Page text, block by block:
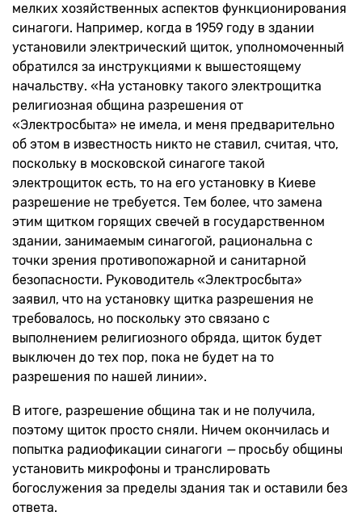
мелких хозяйственных аспектов функционирования
синагоги. Например, когда в 1959 году в здании
установили электрический щиток, уполномоченный
обратился за инструкциями к вышестоящему
начальству. «На установку такого электрощитка
религиозная община разрешения от
«Электросбыта» не имела, и меня предварительно
об этом в известность никто не ставил, считая, что,
поскольку в московской синагоге такой
электрощиток есть, то на его установку в Киеве
разрешение не требуется. Тем более, что замена
этим щитком горящих свечей в государственном
здании, занимаемым синагогой, рациональна с
точки зрения противопожарной и санитарной
безопасности. Руководитель «Электросбыта»
заявил, что на установку щитка разрешения не
требовалось, но поскольку это связано с
выполнением религиозного обряда, щиток будет
выключен до тех пор, пока не будет на то
разрешения по нашей линии».
В итоге, разрешение община так и не получила,
поэтому щиток просто сняли. Ничем окончилась и
попытка радиофикации синагоги — просьбу общины
установить микрофоны и транслировать
богослужения за пределы здания так и оставили без
ответа.